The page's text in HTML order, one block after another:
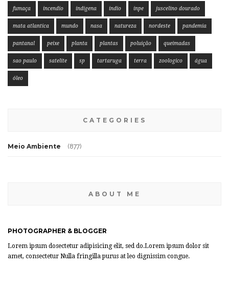
fumaça incendio indigena indio inpe juscelino dourado
mata atlantica mundo nasa natureza nordeste pandemia
pantanal peixe planta plantas poluição queimadas
sao paulo satelite sp tartaruga terra zoologico água
óleo
CATEGORIES
Meio Ambiente (877)
ABOUT ME
PHOTOGRAPHER & BLOGGER
Lorem ipsum dosectetur adipisicing elit, sed do.Lorem ipsum dolor sit
amet, consectetur Nulla fringilla purus at leo dignissim congue.